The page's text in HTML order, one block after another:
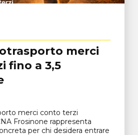
merci
fino a 3,5
merci conto terzi
Frosinone rappresenta
per chi desidera entrare